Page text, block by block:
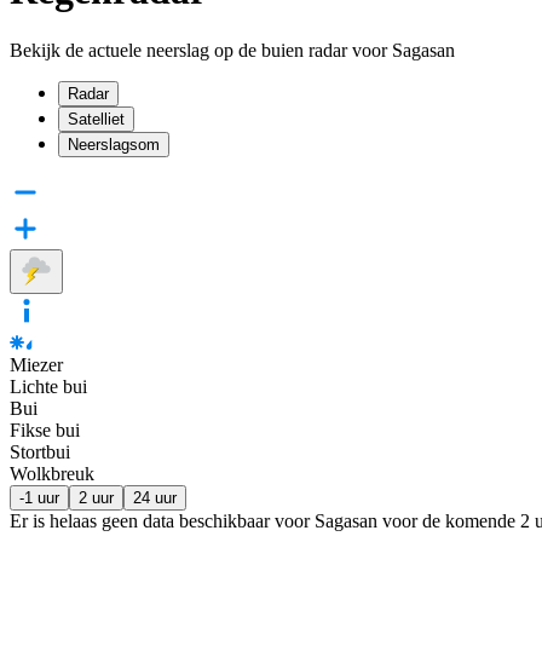
Bekijk de actuele neerslag op de buien radar voor Sagasan
Radar
Satelliet
Neerslagsom
Miezer
Lichte bui
Bui
Fikse bui
Stortbui
Wolkbreuk
-1 uur 2 uur 24 uur
Er is helaas geen data beschikbaar voor Sagasan voor de komende 2